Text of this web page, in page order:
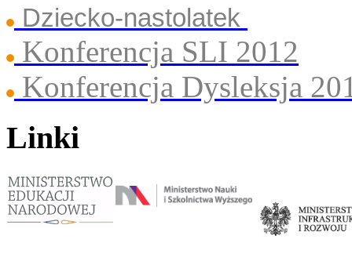
Dziecko-nastolatek
Konferencja SLI 2012
Konferencja Dysleksja
Linki